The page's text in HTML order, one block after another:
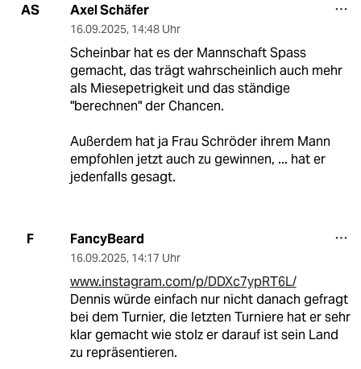
AS Axel Schäfer
16.09.2025, 14:48 Uhr
Scheinbar hat es der Mannschaft Spass
gemacht, das trägt wahrscheinlich auch mehr
als Miesepetrigkeit und das ständige
"berechnen" der Chancen.
Außerdem hat ja Frau Schröder ihrem Mann
empfohlen jetzt auch zu gewinnen, ... hat er
jedenfalls gesagt.
F FancyBeard
16.09.2025, 14:17 Uhr
www.instagram.com/p/DDXc7ypRT6L/
Dennis würde einfach nur nicht danach gefragt
bei dem Turnier, die letzten Turniere hat er sehr
klar gemacht wie stolz er darauf ist sein Land
zu repräsentieren.